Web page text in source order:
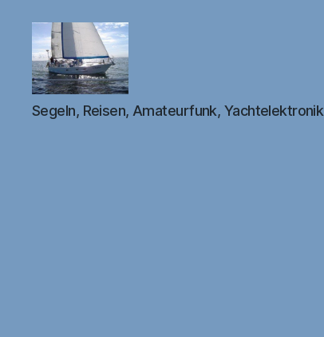
DB1FW
Segeln, Reisen, Amateurfunk, Yachtelektronik